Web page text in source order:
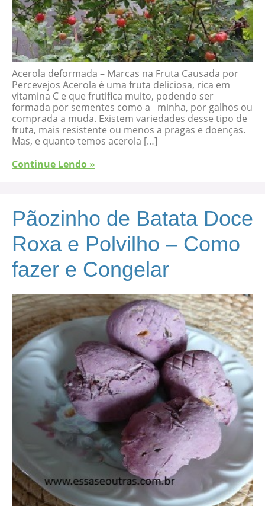
Acerola deformada – Marcas na Fruta Causada por
Percevejos Acerola é uma fruta deliciosa, rica em
vitamina C e que frutifica muito, podendo ser
formada por sementes como a minha, por galhos ou
comprada a muda. Existem variedades desse tipo de
fruta, mais resistente ou menos a pragas e doenças.
Mas, e quanto temos acerola […]
Continue Lendo »
Pãozinho de Batata Doce
Roxa e Polvilho – Como
fazer e Congelar